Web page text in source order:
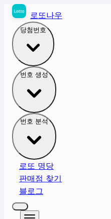
로또나우
당첨번호
번호 생성
번호 분석
로또 명당
판매점 찾기
블로그